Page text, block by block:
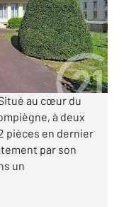
au cœur du
à deux
pièces en dernier
par son
un